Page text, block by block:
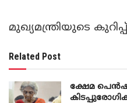
മുഖ്യമന്ത്രിയുടെ
Related Post
ക്ഷേമ പെൻഷൻ